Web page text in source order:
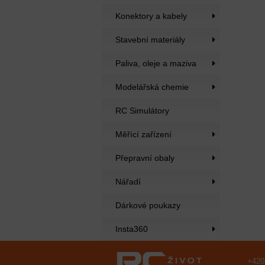
Konektory a kabely
Stavební materiály
Paliva, oleje a maziva
Modelářská chemie
RC Simulátory
Měřící zařízení
Přepravní obaly
Nářadí
Dárkové poukazy
Insta360